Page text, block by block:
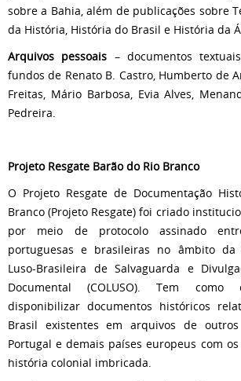
sobre a Bahia, além de publicações sobre
da História, História do Brasil e História da
Arquivos pessoais – documentos
fundos de Renato B. Castro, Humberto de
Freitas, Mário Barbosa, Evia Alves,
Pedreira.
Projeto Resgate Barão do Rio Branco
O Projeto Resgate de Documentação
Branco (Projeto Resgate) foi criado
por meio de protocolo assinado
portuguesas e brasileiras no âmbito da
Luso-Brasileira de Salvaguarda e
Documental (COLUSO). Tem como
disponibilizar documentos históricos
Brasil existentes em arquivos de
Portugal e demais países europeus com
história colonial imbricada.